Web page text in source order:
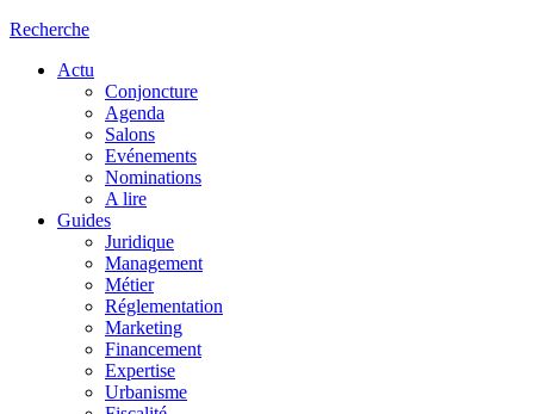
Recherche
Actu
Conjoncture
Agenda
Salons
Evénements
Nominations
A lire
Guides
Juridique
Management
Métier
Réglementation
Marketing
Financement
Expertise
Urbanisme